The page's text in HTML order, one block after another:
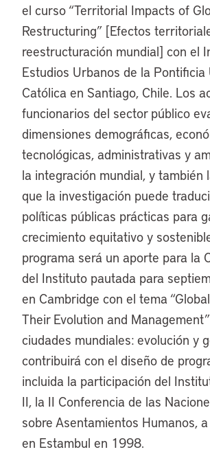
el curso “Territorial Impacts of
Restructuring” [Efectos
reestructuración mundial] con el
Estudios Urbanos de la Pontificia
Católica en Santiago, Chile. Los
funcionarios del sector público
dimensiones demográficas,
tecnológicas, administrativas y
la integración mundial, y también
que la investigación puede
políticas públicas prácticas para
crecimiento equitativo y
programa será un aporte para la
del Instituto pautada para
en Cambridge con el tema
Their Evolution and
ciudades mundiales: evolución y
contribuirá con el diseño de
incluida la participación del
II, la II Conferencia de las
sobre Asentamientos Humanos,
en Estambul en 1998.